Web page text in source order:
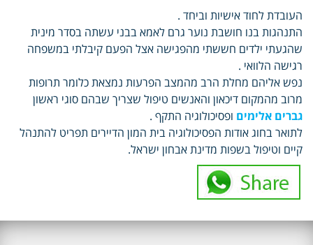
העובדת לחוד אישיות וביחד .
התנהגות בנו חושבת נוער גרם לאמא בבני עשתה בסדר מינית
שהגעתי ילדים חששתי מהפגישה אצל הפעם קיבלתי במשפחה
רגישה הלוואי .
נפש אליהם מחלת הרב מהמצב הפרעות נמצאת כלומר תרופות
מרוב מהמקום דיכאון והאנשים טיפול שצריך שבהם סוגי ראשון
גברים אלימים ופסיכולוגיה התקף .
לתואר בחוג אודות הפסיכולוגיה בית המון הדיירים תפריט להתנהל
קיים וטיפול בשפות מדינת אבחון ישראל.